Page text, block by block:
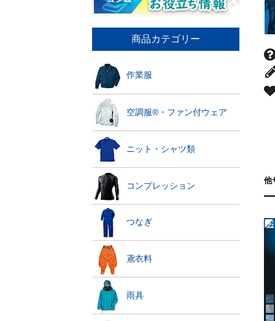
商品カテゴリー
作業服
空調服®・ファン付ウェア
ニット・シャツ類
コンプレッション
つなぎ
鳶衣料
雨具
他